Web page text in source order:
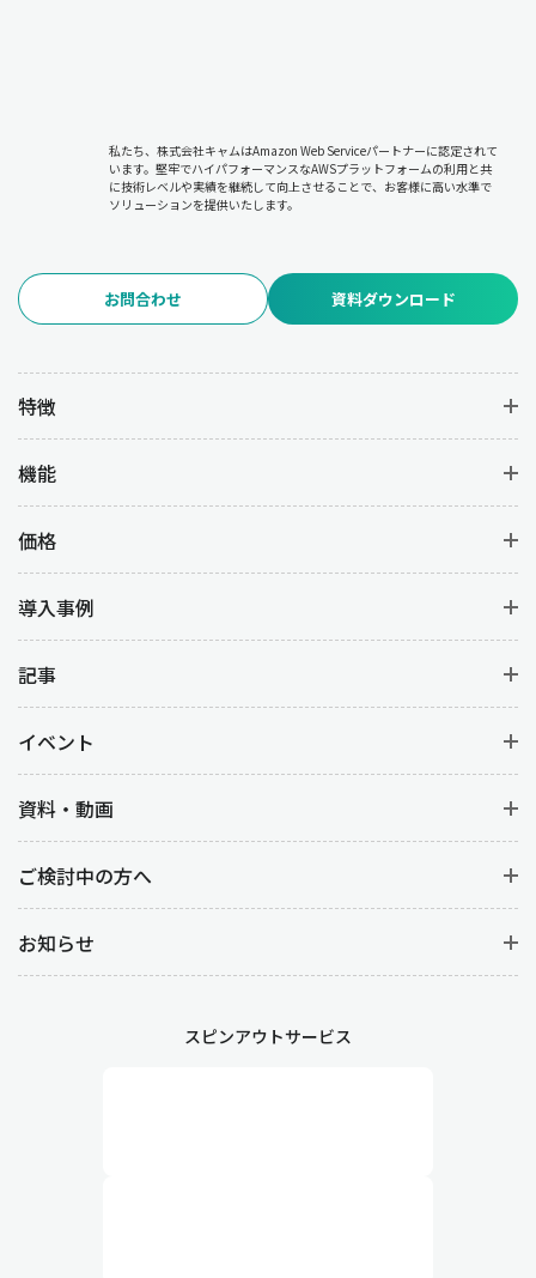
私たち、株式会社キャムはAmazon Web Serviceパートナーに認定されて
います。堅牢でハイパフォーマンスなAWSプラットフォームの利用と共
に技術レベルや実績を継続して向上させることで、お客様に高い水準で
ソリューションを提供いたします。
お問合わせ 資料ダウンロード
特徴
機能
価格
導入事例
記事
イベント
資料・動画
ご検討中の方へ
お知らせ
スピンアウトサービス